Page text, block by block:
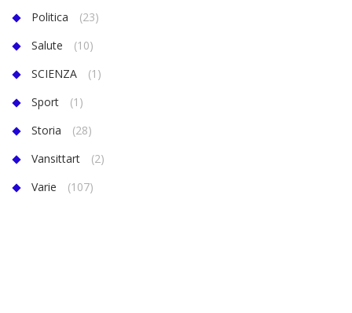
Politica
(23)
Salute
(10)
SCIENZA
(1)
Sport
(1)
Storia
(28)
Vansittart
(2)
Varie
(107)